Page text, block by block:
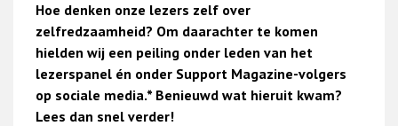
Hoe denken onze lezers zelf over
zelfredzaamheid? Om daarachter te komen
hielden wij een peiling onder leden van het
lezerspanel én onder Support Magazine-volgers
op sociale media.* Benieuwd wat hieruit kwam?
Lees dan snel verder!